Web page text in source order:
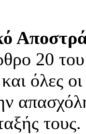
20
όλες οι
τους.